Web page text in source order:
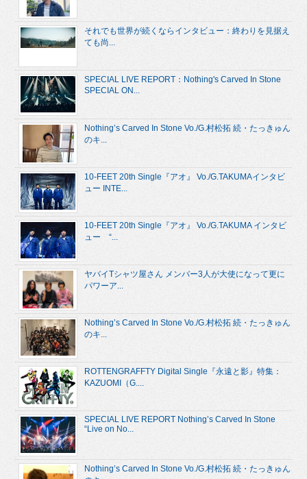
それでも世界が続くならインタビュー：終わりを見据え
ても尚...
SPECIAL LIVE REPORT：Nothing's Carved In Stone
SPECIAL ON...
Nothing’s Carved In Stone Vo./G.村松拓 続・たっきゅん
のキ...
10-FEET 20th Single『アオ』 Vo./G.TAKUMAインタビ
ュー INTE...
10-FEET 20th Single『アオ』 Vo./G.TAKUMA インタビ
ュー “...
ヤバイTシャツ屋さん メンバー3人が大使になって更に
パワーア...
Nothing’s Carved In Stone Vo./G.村松拓 続・たっきゅん
のキ...
ROTTENGRAFFTY Digital Single『永遠と影』特集：
KAZUOMI（G....
SPECIAL LIVE REPORT Nothing’s Carved In Stone
“Live on No...
Nothing’s Carved In Stone Vo./G.村松拓 続・たっきゅん